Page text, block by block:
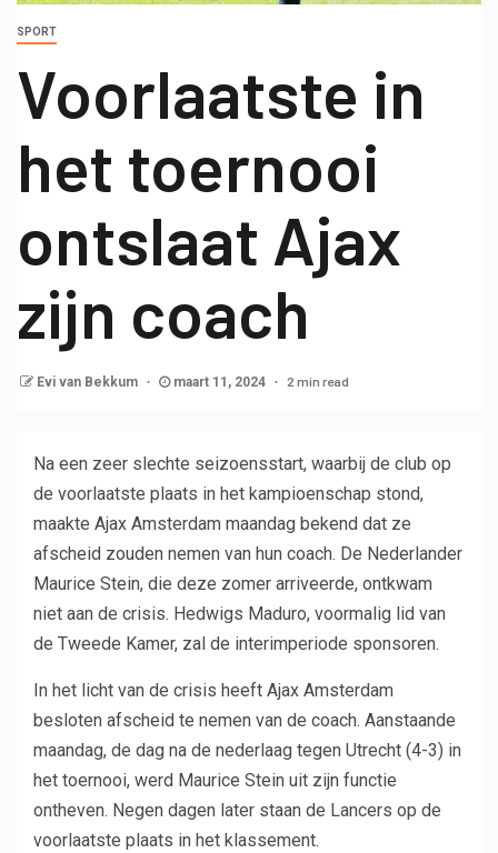
SPORT
Voorlaatste in
het toernooi
ontslaat Ajax
zijn coach
Evi van Bekkum maart 11, 2024 2 min read
Na een zeer slechte seizoensstart, waarbij de club op
de voorlaatste plaats in het kampioenschap stond,
maakte Ajax Amsterdam maandag bekend dat ze
afscheid zouden nemen van hun coach. De Nederlander
Maurice Stein, die deze zomer arriveerde, ontkwam
niet aan de crisis. Hedwigs Maduro, voormalig lid van
de Tweede Kamer, zal de interimperiode sponsoren.
In het licht van de crisis heeft Ajax Amsterdam
besloten afscheid te nemen van de coach. Aanstaande
maandag, de dag na de nederlaag tegen Utrecht (4-3) in
het toernooi, werd Maurice Stein uit zijn functie
ontheven. Negen dagen later staan ​​de Lancers op de
voorlaatste plaats in het klassement.